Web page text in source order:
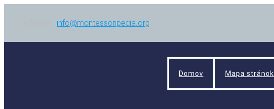
info@montessoripedia.org
Domov Mapa stránok